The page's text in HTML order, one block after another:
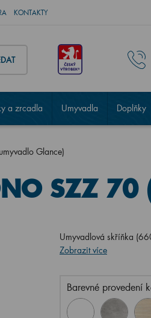
KONTAKTY
a zrcadla Umyvadla Doplňky
Glance)
SZZ 70
Umyvadlová skříňka
Zobrazit více
Barevné provedení